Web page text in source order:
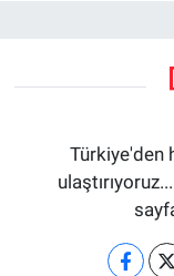
Türkiye'den